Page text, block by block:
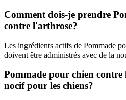
Comment dois-je prendre
contre l'arthrose?
Les ingrédients actifs de Pommade
doivent être administrés avec de la
Pommade pour chien
nocif pour les chiens?